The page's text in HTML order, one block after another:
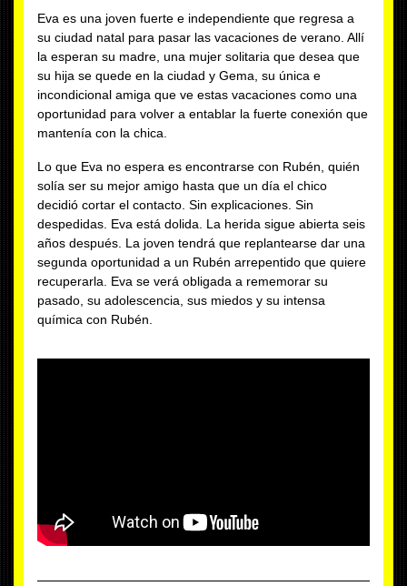
Eva es una joven fuerte e independiente que regresa a
su ciudad natal para pasar las vacaciones de verano. Allí
la esperan su madre, una mujer solitaria que desea que
su hija se quede en la ciudad y Gema, su única e
incondicional amiga que ve estas vacaciones como una
oportunidad para volver a entablar la fuerte conexión que
mantenía con la chica.
Lo que Eva no espera es encontrarse con Rubén, quién
solía ser su mejor amigo hasta que un día el chico
decidió cortar el contacto. Sin explicaciones. Sin
despedidas. Eva está dolida. La herida sigue abierta seis
años después. La joven tendrá que replantearse dar una
segunda oportunidad a un Rubén arrepentido que quiere
recuperarla. Eva se verá obligada a rememorar su
pasado, su adolescencia, sus miedos y su intensa
química con Rubén.